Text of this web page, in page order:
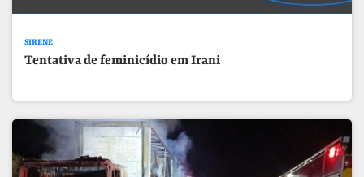
SIRENE
Tentativa de feminicídio em Irani